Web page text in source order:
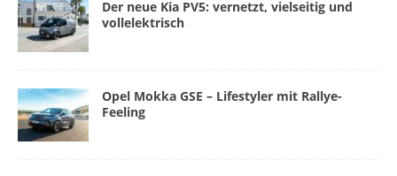
Der neue Kia PV5: vernetzt, vielseitig und
vollelektrisch
Opel Mokka GSE – Lifestyler mit Rallye-
Feeling